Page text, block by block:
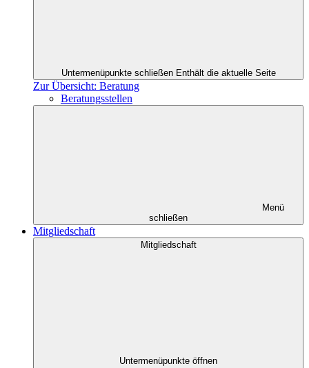
Untermenüpunkte schließen Enthält die aktuelle Seite
Zur Übersicht: Beratung
Beratungsstellen
Menü
schließen
Mitgliedschaft
Mitgliedschaft
Untermenüpunkte öffnen